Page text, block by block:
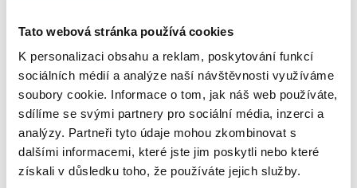
Tato webová stránka používá cookies
K personalizaci obsahu a reklam, poskytování funkcí
sociálních médií a analýze naší návštěvnosti využíváme
soubory cookie. Informace o tom, jak náš web používáte,
sdílíme se svými partnery pro sociální média, inzerci a
analýzy. Partneři tyto údaje mohou zkombinovat s
dalšími informacemi, které jste jim poskytli nebo které
získali v důsledku toho, že používáte jejich služby.
pátrací akci) se bezpodmínečně spojte s 24-hodinovou službou
EUR !!!
Europ Assistance, tel.: +43/1/253 3798, e-mail:
aws@alpenverein.at
3. Pojištění odpovědnosti za škodu v Evropě až do výše 3 000 000